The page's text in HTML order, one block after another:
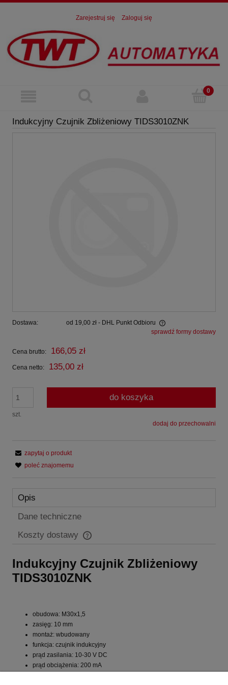
Zarejestruj się Zaloguj się
Indukcyjny Czujnik Zbliżeniowy TIDS3010ZNK
Dostawa: od 19,00 zł - DHL Punkt Odbioru
Cena nie zawiera ewentualnych kosztów płatnościsprawdź formy dostawy
Cena brutto: 166,05 zł
Cena netto: 135,00 zł
szt.
do koszyka
dodaj do przechowalni
zapytaj o produkt
poleć znajomemu
Opis
Dane techniczne
Koszty dostawy
Cena nie zawiera ewentualnych kosztów płatności
Indukcyjny Czujnik Zbliżeniowy
TIDS3010ZNK
obudowa: M30x1,5
zasięg: 10 mm
montaż: wbudowany
funkcja: czujnik indukcyjny
prąd zasilania: 10-30 V DC
prąd obciążenia: 200 mA